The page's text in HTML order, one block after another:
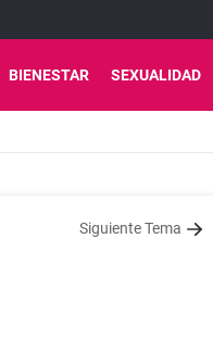
BIENESTAR SEXUALIDAD
Siguiente Tema